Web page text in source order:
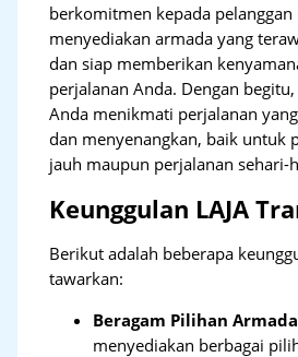
berkomitmen kepada
menyediakan armada yang
dan siap memberikan
perjalanan Anda. Dengan
Anda menikmati perjalanan
dan menyenangkan, baik untuk
jauh maupun perjalanan sehari-
Keunggulan LAJA
Berikut adalah beberapa
tawarkan:
Beragam Pilihan Armada
menyediakan berbagai